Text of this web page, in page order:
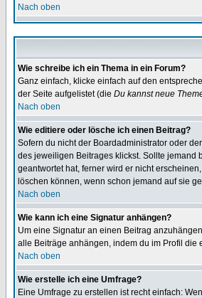
Nach oben
Wie schreibe ich ein Thema in ein Forum?
Ganz einfach, klicke einfach auf den
der Seite aufgelistet (die Du kannst neue
Nach oben
Wie editiere oder lösche ich einen Beitrag?
Sofern du nicht der Boardadministrator oder
des jeweiligen Beitrages klickst. Sollte jemand
geantwortet hat, ferner wird er nicht
löschen können, wenn schon jemand auf sie
Nach oben
Wie kann ich eine Signatur anhängen?
Um eine Signatur an einen Beitrag
alle Beiträge anhängen, indem du im Profil die
Nach oben
Wie erstelle ich eine Umfrage?
Eine Umfrage zu erstellen ist recht einfach: